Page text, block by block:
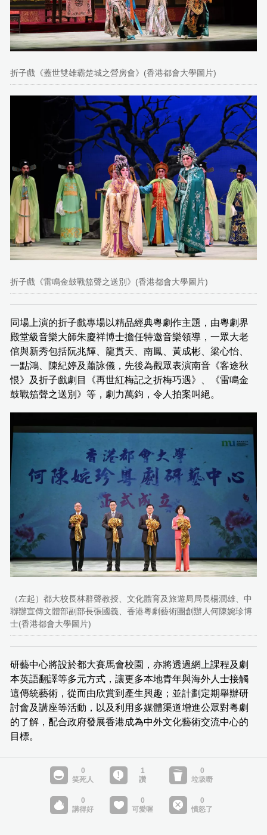
折子戲《蓋世雙雄霸楚城之營房會》(香港都會大學圖片)
折子戲《雷鳴金鼓戰笳聲之送別》(香港都會大學圖片)
同場上演的折子戲專場以精品經典粵劇作主題，由粵劇界
殿堂級音樂大師朱慶祥博士擔任特邀音樂領導，一眾大老
倌與新秀包括阮兆輝、龍貫天、南鳳、黃成彬、梁心怡、
一點鴻、陳紀婷及蕭詠儀，先後為觀眾表演南音《客途秋
恨》及折子戲劇目《再世紅梅記之折梅巧遇》、《雷鳴金
鼓戰笳聲之送別》等，劇力萬鈞，令人拍案叫絕。
（左起）都大校長林群聲教授、文化體育及旅遊局局長楊潤雄、中
聯辦宣傳文體部副部長張國義、香港粵劇藝術團創辦人何陳婉珍博
士(香港都會大學圖片)
研藝中心將設於都大賽馬會校園，亦將透過網上課程及劇
本英語翻譯等多元方式，讓更多本地青年與海外人士接觸
這傳統藝術，從而由欣賞到產生興趣；並計劃定期舉辦研
討會及講座等活動，以及利用多媒體渠道增進公眾對粵劇
的了解，配合政府發展香港成為中外文化藝術交流中心的
目標。